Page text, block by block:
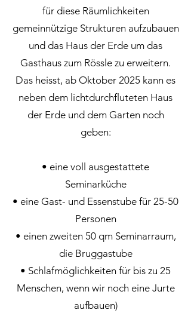
für diese Räumlichkeiten
gemeinnützige Strukturen aufzubauen
und das Haus der Erde um das
Gasthaus zum Rössle zu erweitern.
Das heisst, ab Oktober 2025 kann es
neben dem lichtdurchfluteten Haus
der Erde und dem Garten noch
geben:
• eine voll ausgestattete
Seminarküche
• eine Gast- und Essenstube für 25-50
Personen
• einen zweiten 50 qm Seminarraum,
die Bruggastube
• Schlafmöglichkeiten für bis zu 25
Menschen, wenn wir noch eine Jurte
aufbauen)